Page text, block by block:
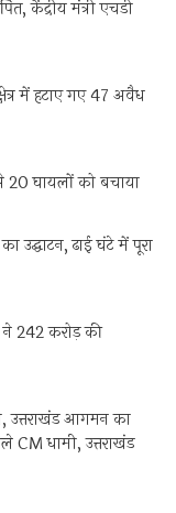
केंद्रीय मंत्री एचडी
में हटाए गए 47 अवैध
घायलों को बचाया
उद्घाटन, ढाई घंटे में पूरा
ने 242 करोड़ की
उत्तराखंड आगमन का
CM धामी, उत्तराखंड